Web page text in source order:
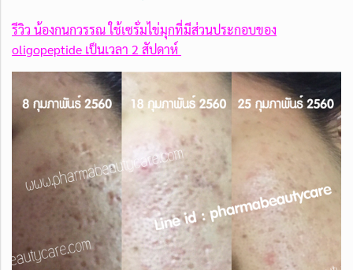
รีวิว น้องกนกวรรณ ใช้เซรั่มไข่มุกที่มีส่วนประกอบของ
oligopeptide เป็นเวลา 2 สัปดาห์